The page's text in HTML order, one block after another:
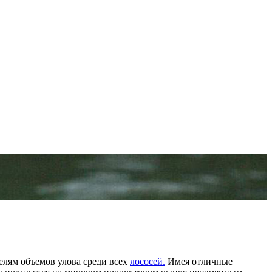
объемов улова среди всех лососей. Имея отличные